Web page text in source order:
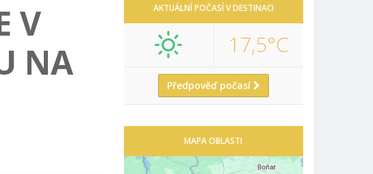
V
NA
AKTUÁLNÍ POČASÍ V DESTINACI
17,5°C
Předpověď počasí
MAPA OBLASTI